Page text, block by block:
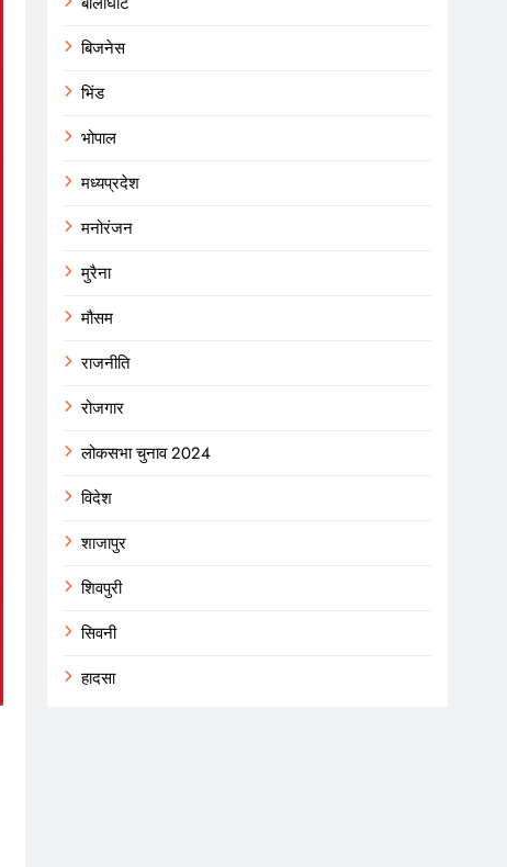
बिजनेस
भिंड
भोपाल
मध्यप्रदेश
मनोरंजन
मुरैना
मौसम
राजनीति
रोजगार
लोकसभा चुनाव 2024
विदेश
शाजापुर
शिवपुरी
सिवनी
हादसा